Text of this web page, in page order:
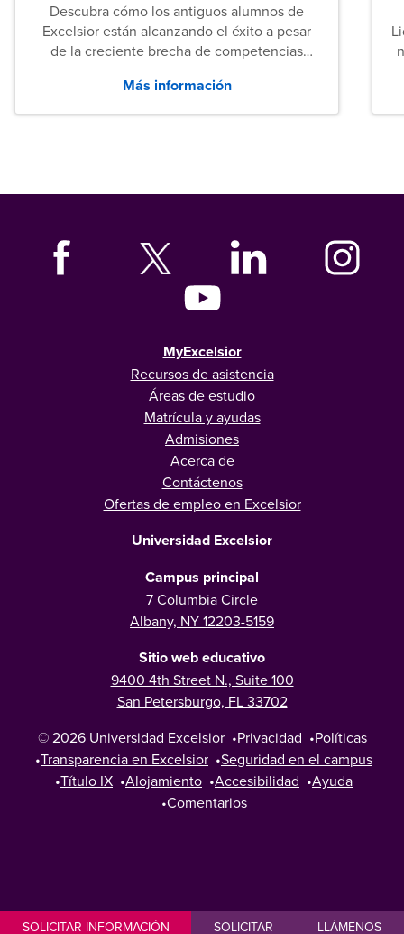
Descubra cómo los antiguos alumnos de
Excelsior están alcanzando el éxito a pesar
de la creciente brecha de competencias
tanto las empresas como los recién
graduados en todo Estados Unidos.
Más información
SOLICITAR INFORMACIÓN SOLICITAR LLÁMENOS
MyExcelsior
Recursos de asistencia
Áreas de estudio
Matrícula y ayudas
Admisiones
Acerca de
Contáctenos
Ofertas de empleo en Excelsior
Universidad Excelsior
Campus principal
7 Columbia Circle
Albany, NY 12203-5159
Sitio web educativo
9400 4th Street N., Suite 100
San Petersburgo, FL 33702
© 2026 Universidad Excelsior •Privacidad •Políticas
•Transparencia en Excelsior •Seguridad en el campus
•Título IX •Alojamiento •Accesibilidad •Ayuda
•Comentarios